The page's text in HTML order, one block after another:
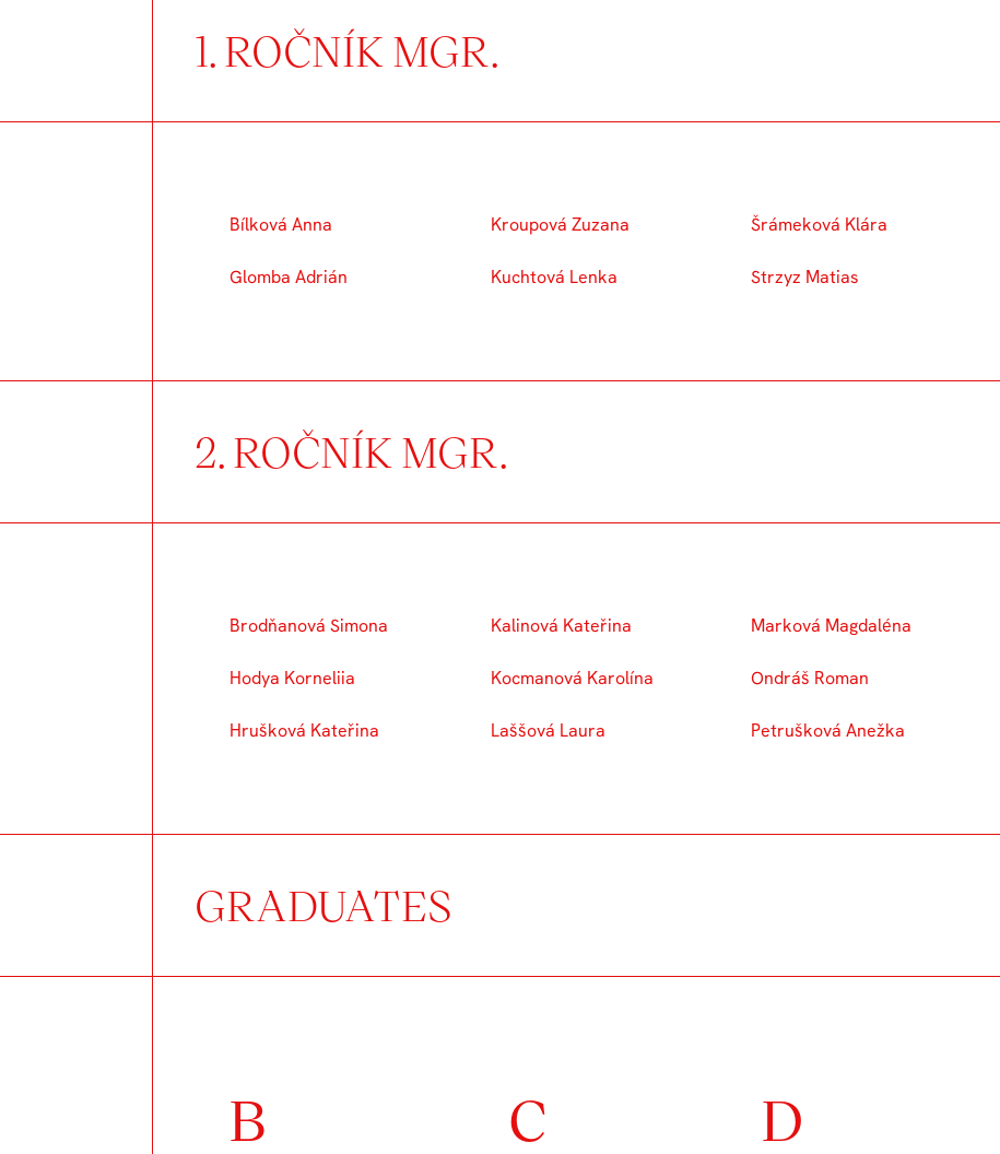
1. ROČNÍK MGR.
Bílková Anna
Glomba Adrián
Kroupová Zuzana
Kuchtová Lenka
Šrámeková Klára
Strzyz Matias
2. ROČNÍK MGR.
Brodňanová Simona
Hodya Korneliia
Hrušková Kateřina
Kalinová Kateřina
Kocmanová Karolína
Laššová Laura
Marková Magdaléna
Ondráš Roman
Petrušková Anežka
GRADUATES
B C D